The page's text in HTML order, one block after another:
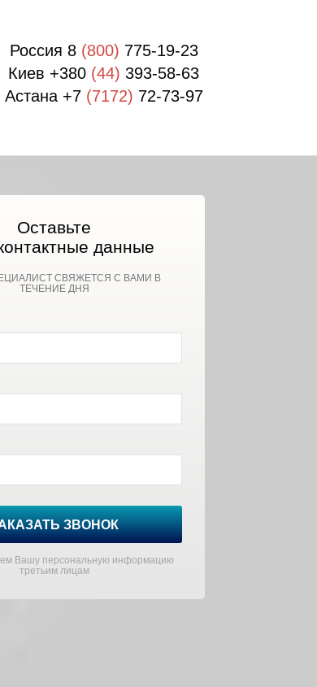
Россия 8 (800) 775-19-23
Киев +380 (44) 393-58-63
Астана +7 (7172) 72-73-97
Оставьте
данные
СВЯЖЕТСЯ С ВАМИ В
ТЕЧЕНИЕ ДНЯ
ЗВОНОК
Вашу персональную информацию
третьим лицам